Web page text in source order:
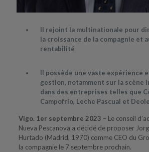
Il rejoint la multinationale pour
la croissance de la compagnie et
rentabilité
Il possède une vaste expérience
gestion, notamment sur la scène
dans des entreprises telles que
Campofrío, Leche Pascual et
Vigo. 1er septembre 2023 – Le conseil
Nueva Pescanova a décidé de proposer
Hurtado (Madrid, 1970) comme CEO du
la compagnie le 7 septembre prochain.